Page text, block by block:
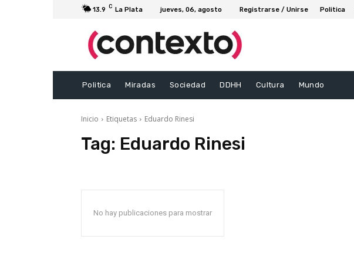
13.9 C La Plata jueves, 06, agosto Registrarse / Unirse Politica
Politica Miradas Sociedad DDHH Cultura Mundo
Inicio Etiquetas Eduardo Rinesi
Tag: Eduardo Rinesi
No hay publicaciones para mostrar